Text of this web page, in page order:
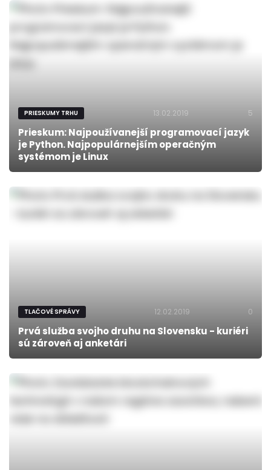
PRIESKUMY TRHU 13.02.2019 5
Prieskum: Najpoužívanejší programovací jazyk
je Python. Najpopulárnejším operačným
systémom je Linux
TLAČOVÉ SPRÁVY 12.02.2019 0
Prvá služba svojho druhu na Slovensku - kuriéri
sú zároveň aj anketári